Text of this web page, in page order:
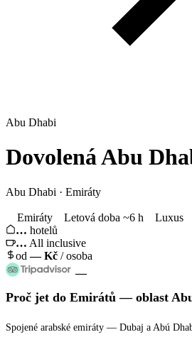
Abu Dhabi
DovolenáAbu
Abu Dhabi · Emiráty
Emiráty Letová doba ~6 h
Luxus
… hotelů
… All inclusive
od—Kč / osoba
—
Proč jet do Emirátů — oblast
Spojené arabské emiráty — Dubaj a Abú